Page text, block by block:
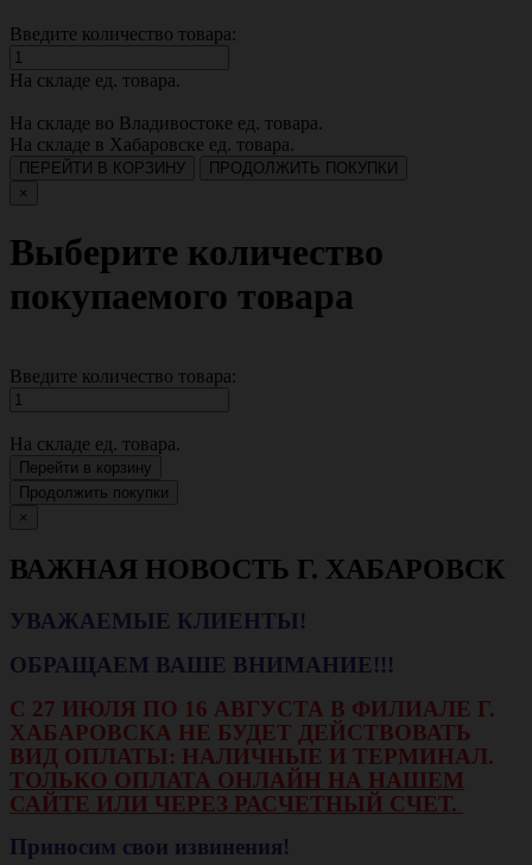
Введите количество товара:
На складе ед. товара.
На складе во Владивостоке ед. товара.
На складе в Хабаровске ед. товара.
ПЕРЕЙТИ В КОРЗИНУ
ПРОДОЛЖИТЬ ПОКУПКИ
×
Выберите количество
покупаемого товара
Введите количество товара:
На складе ед. товара.
Перейти в корзину
Продолжить покупки
×
ВАЖНАЯ НОВОСТЬ Г. ХАБАРОВСК
УВАЖАЕМЫЕ КЛИЕНТЫ!
ОБРАЩАЕМ ВАШЕ ВНИМАНИЕ!!!
С 27 ИЮЛЯ ПО 16 АВГУСТА В ФИЛИАЛЕ Г.
ХАБАРОВСКА НЕ БУДЕТ ДЕЙСТВОВАТЬ
ВИД ОПЛАТЫ: НАЛИЧНЫЕ И ТЕРМИНАЛ.
ТОЛЬКО ОПЛАТА ОНЛАЙН НА НАШЕМ
САЙТЕ ИЛИ ЧЕРЕЗ РАСЧЕТНЫЙ СЧЕТ.
Приносим свои извинения!